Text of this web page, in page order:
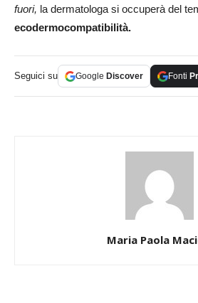
fuori, la dermatologa si occuperà del
ecodermocompatibilità.
Seguici su Google Discover Fonti
Maria Paola